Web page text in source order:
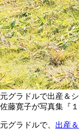
元グラドルで出産＆
佐藤寛子が写真集『
元グラドルで、 出産